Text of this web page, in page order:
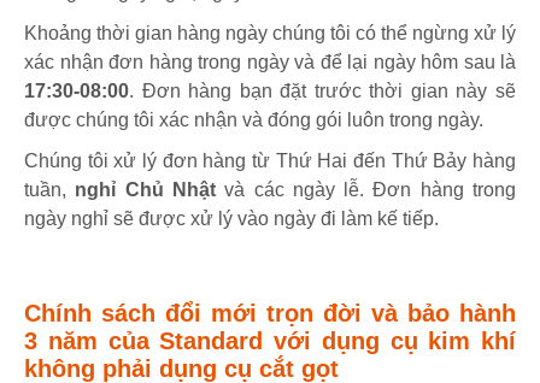
Khoảng thời gian hàng ngày chúng tôi có thể ngừng xử lý
xác nhận đơn hàng trong ngày và để lại ngày hôm sau là
17:30-08:00. Đơn hàng bạn đặt trước thời gian này sẽ
được chúng tôi xác nhận và đóng gói luôn trong ngày.
Chúng tôi xử lý đơn hàng từ Thứ Hai đến Thứ Bảy hàng
tuần, nghỉ Chủ Nhậtvà các ngày lễ. Đơn hàng trong
ngày nghỉ sẽ được xử lý vào ngày đi làm kế tiếp.
Chính sách đổi mới trọn đời và bảo hành
3 năm của Standard với dụng cụ kim khí
không phải dụng cụ cắt gọt